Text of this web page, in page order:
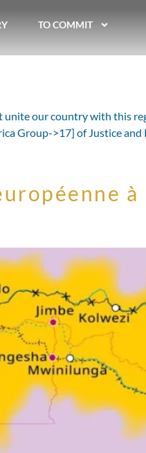
TO COMMIT
unite our country with this
Group->17] of Justice
à